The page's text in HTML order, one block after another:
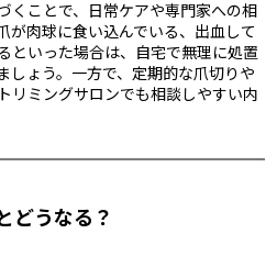
くことで、日常ケアや専門家への相
が肉球に食い込んでいる、出血して
といった場合は、自宅で無理に処置
しょう。一方で、定期的な爪切りや
リミングサロンでも相談しやすい内
どうなる？